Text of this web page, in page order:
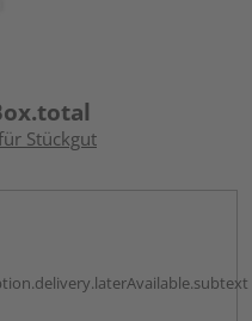
Stückgut